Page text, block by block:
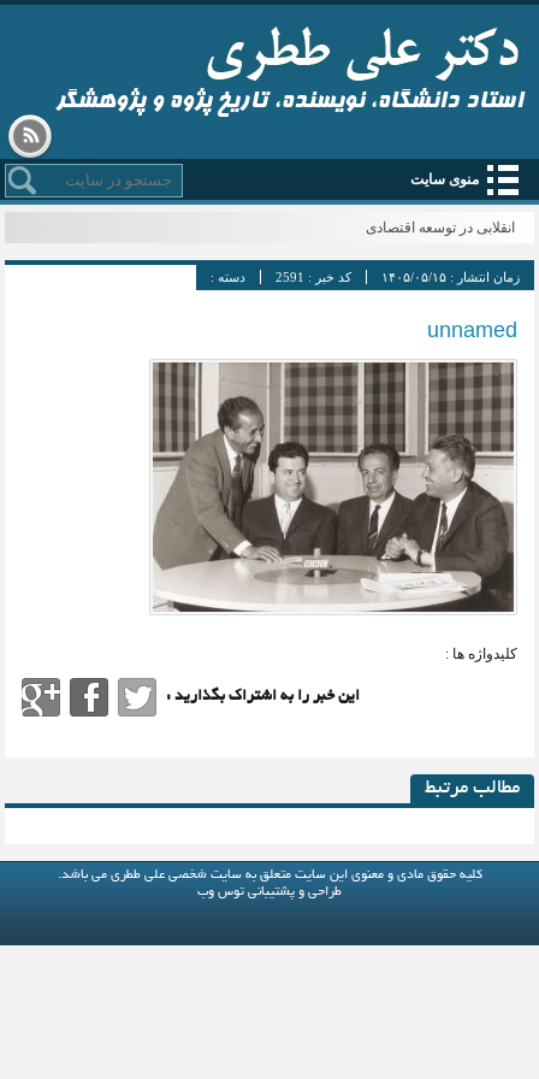
استاد دانشگاه، نویسنده، تاریخ پژوه و پژوهشگر
منوی سایت
انقلابی در توسعه اقتصادی
زمان انتشار :۱۴۰۵/۰۵/۱۵ کد خبر : 2591 دسته :
unnamed
کلیدواژه ها :
این خبر را به اشتراک بگذارید :
مطالب مرتبط
کلیه حقوق مادی و معنوی این سایت متعلق بهسایت شخصی علی ططری می باشد.
طراحی و پشتیبانی توس وب